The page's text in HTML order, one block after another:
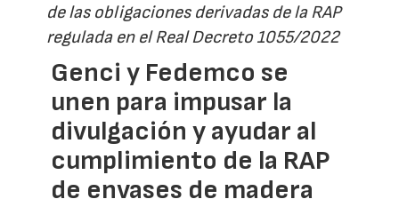
de las obligaciones derivadas de la RAP
regulada en el Real Decreto 1055/2022
Genci y Fedemco se
unen para impusar la
divulgación y ayudar al
cumplimiento de la RAP
de envases de madera